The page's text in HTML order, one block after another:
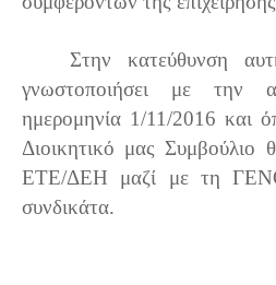
Στην κατεύθυνση
γνωστοποιήσει με την
ημερομηνία 1/11/2016 και
Διοικητικό μας Συμβούλιο
ΕΤΕ/ΔΕΗ μαζί με τη
συνδικάτα.